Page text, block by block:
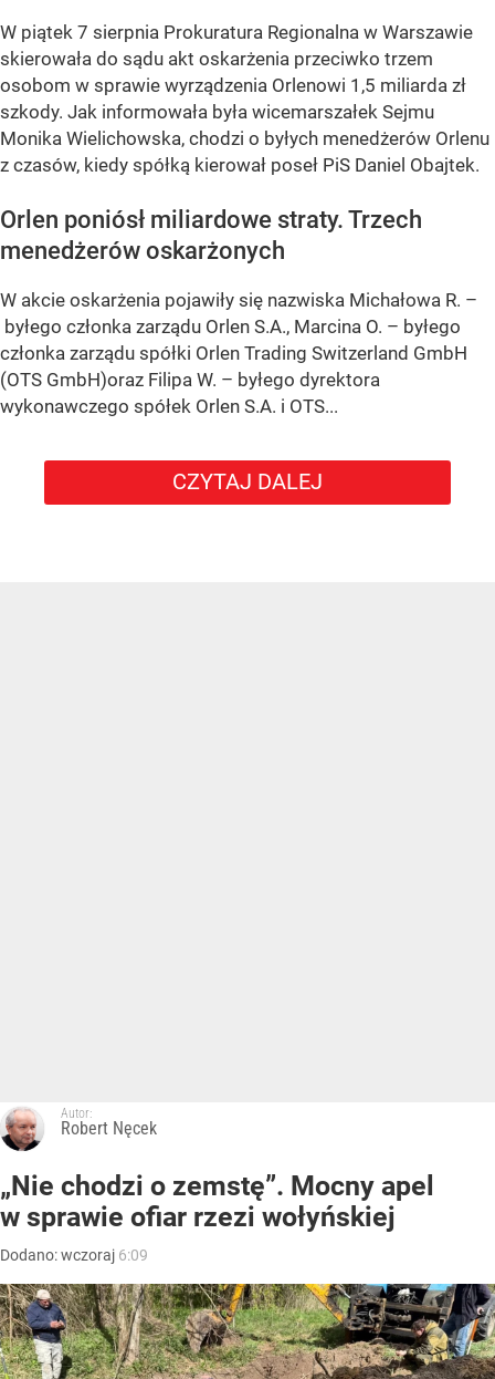
W piątek 7 sierpnia Prokuratura Regionalna w Warszawie
skierowała do sądu akt oskarżenia przeciwko trzem
osobom w sprawie wyrządzenia Orlenowi 1,5 miliarda zł
szkody. Jak informowała była wicemarszałek Sejmu
Monika Wielichowska, chodzi o byłych menedżerów Orlenu
z czasów, kiedy spółką kierował poseł PiS Daniel Obajtek.
Orlen poniósł miliardowe straty. Trzech
menedżerów oskarżonych
W akcie oskarżenia pojawiły się nazwiska Michałowa R. –
byłego członka zarządu Orlen S.A., Marcina O. – byłego
członka zarządu spółki Orlen Trading Switzerland GmbH
(OTS GmbH)oraz Filipa W. – byłego dyrektora
wykonawczego spółek Orlen S.A. i OTS...
CZYTAJ DALEJ
Autor:
Robert Nęcek
„Nie chodzi o zemstę”. Mocny apel
w sprawie ofiar rzezi wołyńskiej
Dodano:wczoraj 6:09